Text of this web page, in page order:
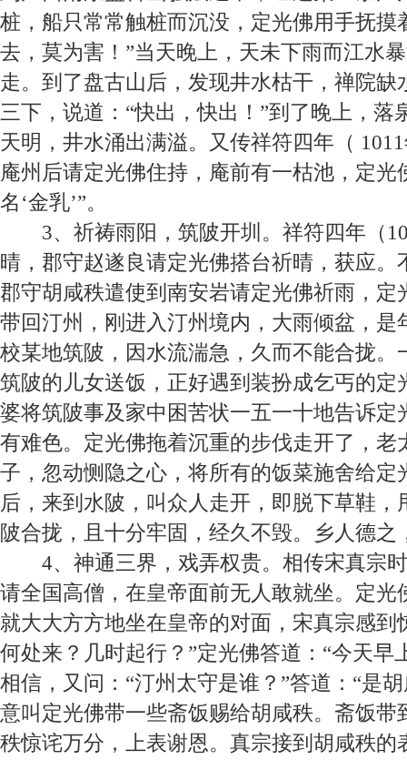
桩，船只常常触桩而沉没，定光佛用手抚摸
去，莫为害！”当天晚上，天未下雨而江水
走。到了盘古山后，发现井水枯干，禅院缺
三下，说道：“快出，快出！”到了晚上，落
天明，井水涌出满溢。又传祥符四年（ 1011
庵州后请定光佛住持，庵前有一枯池，定光
名‘金乳’”。
3、祈祷雨阳，筑陂开圳。 祥符四年（
晴，郡守赵遂良请定光佛搭台祈晴，获应。
郡守胡咸秩遣使到南安岩请定光佛祈雨，定
带回汀州，刚进入汀州境内，大雨倾盆，是
校某地筑陂，因水流湍急，久而不能合拢。
筑陂的儿女送饭，正好遇到装扮成乞丐的定
婆将筑陂事及家中困苦状一五一十地告诉定
有难色。定光佛拖着沉重的步伐走开了，老
子，忽动恻隐之心，将所有的饭菜施舍给定
后，来到水陂，叫众人走开，即脱下草鞋，
陂合拢，且十分牢固，经久不毁。乡人德之
4、神通三界，戏弄权贵。 相传宋真宗
请全国高僧，在皇帝面前无人敢就坐。定光
就大大方方地坐在皇帝的对面，宋真宗感到
何处来？几时起行？”定光佛答道：“今天早
相信，又问：“汀州太守是谁？”答道：“是
意叫定光佛带一些斋饭赐给胡咸秩。斋饭带
秩惊诧万分，上表谢恩。真宗接到胡咸秩的